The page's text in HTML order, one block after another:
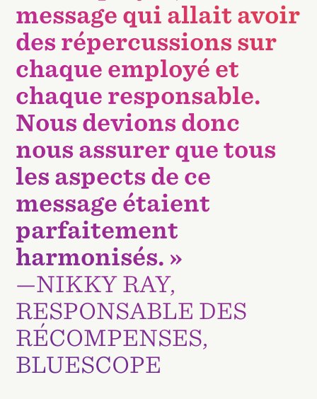
message qui allait avoir
des répercussions sur
chaque employé et
chaque responsable.
Nous devions donc
nous assurer que tous
les aspects de ce
message étaient
parfaitement
harmonisés. »
—NIKKY RAY,
RESPONSABLE DES
RÉCOMPENSES,
BLUESCOPE